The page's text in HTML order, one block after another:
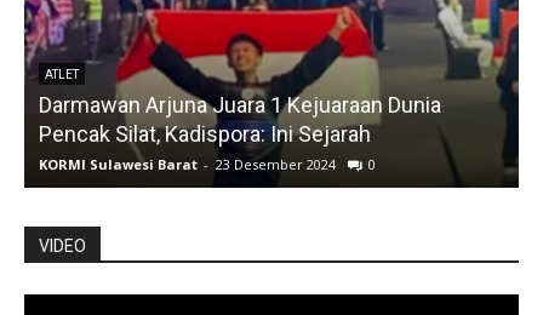
ATLET
Darmawan Arjuna Juara 1 Kejuaraan Dunia
Pencak Silat, Kadispora: Ini Sejarah
KORMI Sulawesi Barat - 23 Desember 2024 0
VIDEO